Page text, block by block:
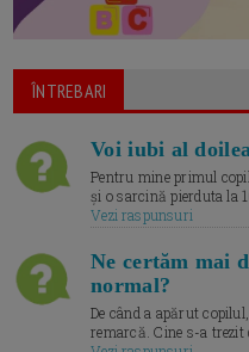
ÎNTREBARI
Voi iubi al
Pentru mine primul
și o sarcină pierduta la
Vezi raspunsuri
Ne certăm mai
normal?
De când a apărut
remarcă. Cine s-a